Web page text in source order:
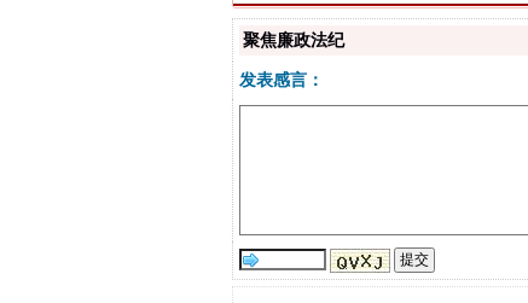
聚焦廉政法纪
发表感言：